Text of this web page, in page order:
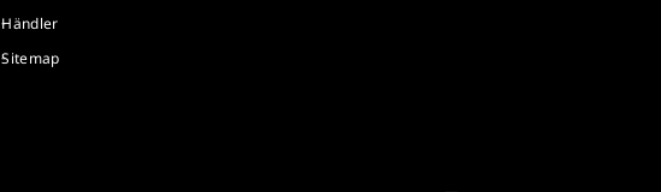
Händler
Sitemap